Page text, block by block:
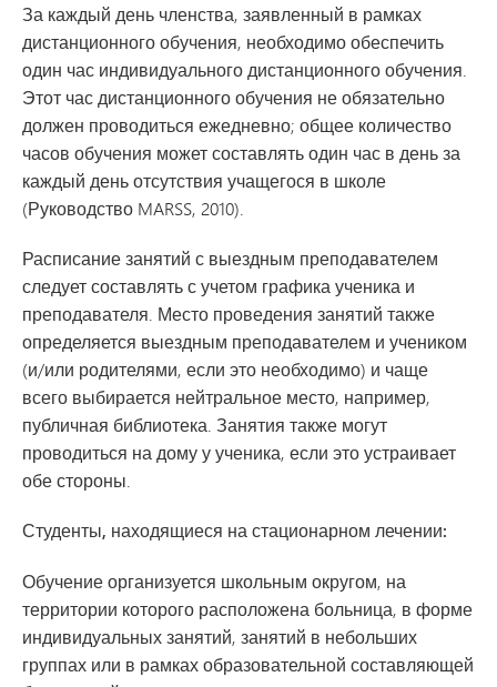
За каждый день членства, заявленный в рамках
дистанционного обучения, необходимо обеспечить
один час индивидуального дистанционного обучения.
Этот час дистанционного обучения не обязательно
должен проводиться ежедневно; общее количество
часов обучения может составлять один час в день за
каждый день отсутствия учащегося в школе
(Руководство MARSS, 2010).
Расписание занятий с выездным преподавателем
следует составлять с учетом графика ученика и
преподавателя. Место проведения занятий также
определяется выездным преподавателем и учеником
(и/или родителями, если это необходимо) и чаще
всего выбирается нейтральное место, например,
публичная библиотека. Занятия также могут
проводиться на дому у ученика, если это устраивает
обе стороны.
Студенты, находящиеся на стационарном лечении:
Обучение организуется школьным округом, на
территории которого расположена больница, в форме
индивидуальных занятий, занятий в небольших
группах или в рамках образовательной составляющей